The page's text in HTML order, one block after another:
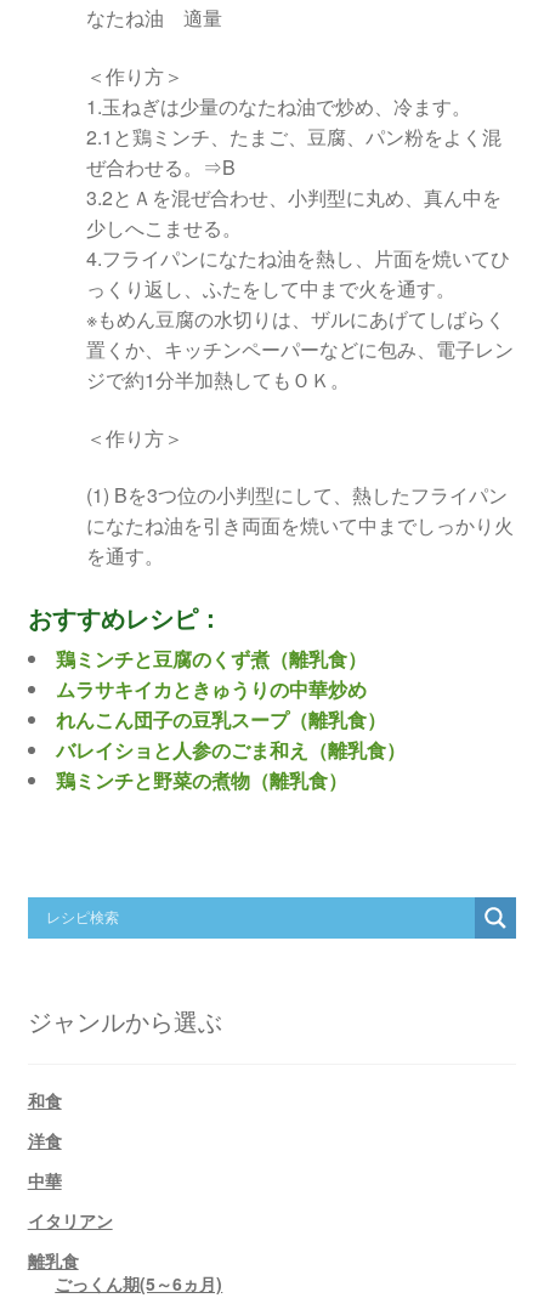
なたね油 適量
＜作り方＞
1.玉ねぎは少量のなたね油で炒め、冷ます。
2.1と鶏ミンチ、たまご、豆腐、パン粉をよく混
ぜ合わせる。⇒B
3.2とＡを混ぜ合わせ、小判型に丸め、真ん中を
少しへこませる。
4.フライパンになたね油を熱し、片面を焼いてひ
っくり返し、ふたをして中まで火を通す。
※もめん豆腐の水切りは、ザルにあげてしばらく
置くか、キッチンペーパーなどに包み、電子レン
ジで約1分半加熱してもＯＫ。
＜作り方＞
(1) Bを3つ位の小判型にして、熱したフライパン
になたね油を引き両面を焼いて中までしっかり火
を通す。
おすすめレシピ：
鶏ミンチと豆腐のくず煮（離乳食）
ムラサキイカときゅうりの中華炒め
れんこん団子の豆乳スープ（離乳食）
バレイショと人参のごま和え（離乳食）
鶏ミンチと野菜の煮物（離乳食）
ジャンルから選ぶ
和食
洋食
中華
イタリアン
離乳食
ごっくん期(5～6ヵ月)